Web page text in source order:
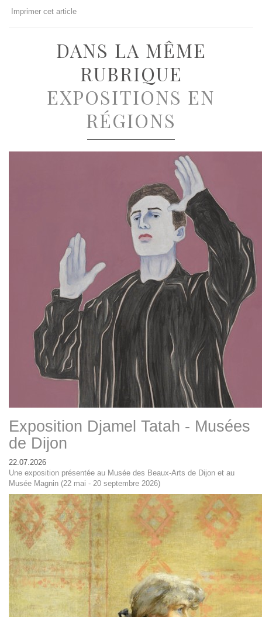
Imprimer cet article
DANS LA MÊME
RUBRIQUE
EXPOSITIONS EN
RÉGIONS
Exposition Djamel Tatah - Musées
de Dijon
22.07.2026
Une exposition présentée au Musée des Beaux-Arts de Dijon et au
Musée Magnin (22 mai - 20 septembre 2026)